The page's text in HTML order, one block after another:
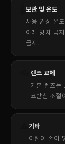
보관 및 온도
사용 권장 온
아래 방치 금
금지.
렌즈 교체
기본 렌즈는
코받침 조절
기타
어린이 손이